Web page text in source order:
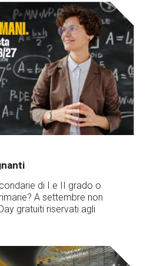
di I e II grado o
A settembre non
gratuiti riservati agli